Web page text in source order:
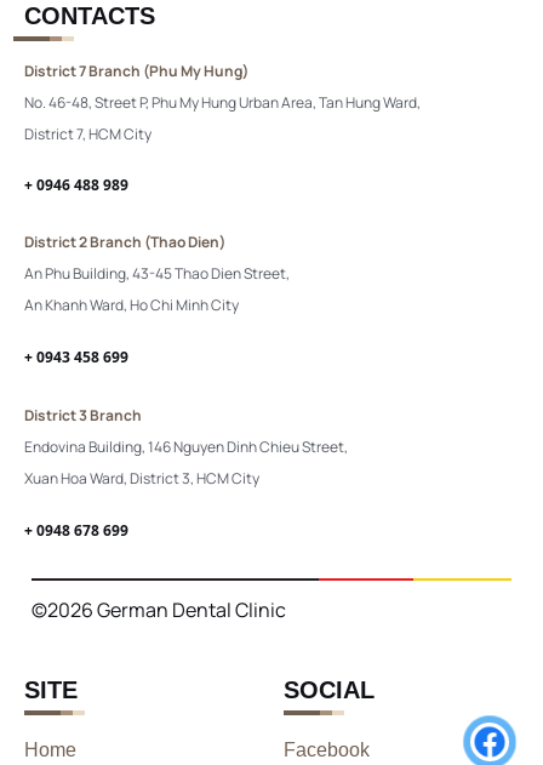
SITE
Home
SOCIAL
Facebook
CONTACTS
District 7 Branch (Phu My Hung)
No. 46-48, Street P, Phu My Hung Urban Area, Tan Hung Ward,
District 7, HCM City
+ 0946 488 989
District 2 Branch (Thao Dien)
An Phu Building, 43-45 Thao Dien Street,
An Khanh Ward, Ho Chi Minh City
+ 0943 458 699
District 3 Branch
Endovina Building, 146 Nguyen Dinh Chieu Street,
Xuan Hoa Ward, District 3, HCM City
+ 0948 678 699
©2026 German Dental Clinic